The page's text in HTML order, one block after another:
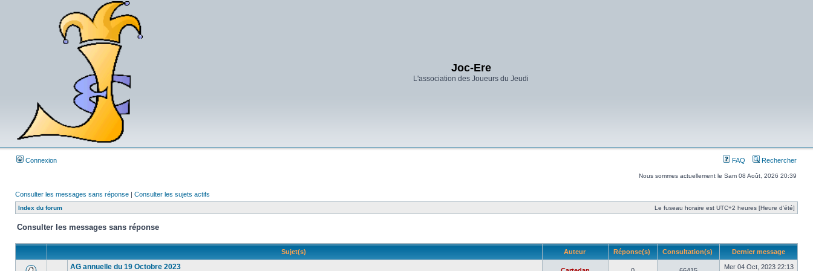
Joc-Ere
L'association des Joueurs du Jeudi
Connexion FAQ Rechercher
Nous sommes actuellement le Sam 08 Août, 2026 20:39
Consulter les messages sans réponse | Consulter les sujets actifs
Index du forum Le fuseau horaire est UTC+2 heures [Heure d’été]
Consulter les messages sans réponse
Sujet(s) Auteur Réponse(s) Consultation(s) Dernier message
AG annuelle du 19 Octobre 2023 Mer 04 Oct, 2023 22:13